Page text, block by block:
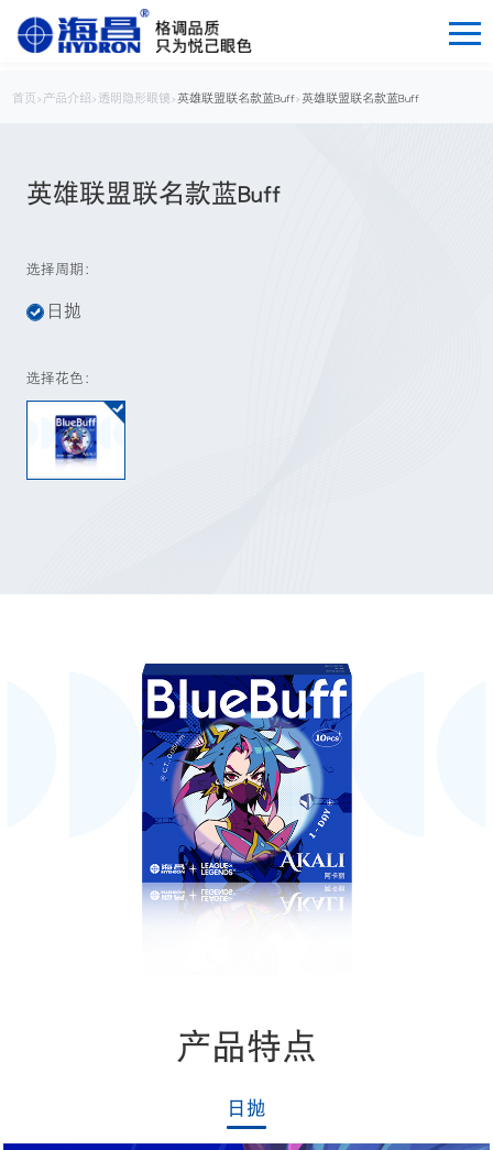
首页 > 产品介绍 > 透明隐形眼镜>英雄联盟联名款蓝Buff>英雄联盟联名款蓝Buff
英雄联盟联名款蓝Buff
选择周期：
日抛
选择花色：
产品特点
日抛